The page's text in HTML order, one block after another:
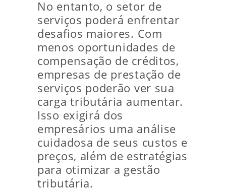
No entanto, o setor de
serviços poderá enfrentar
desafios maiores. Com
menos oportunidades de
compensação de créditos,
empresas de prestação de
serviços poderão ver sua
carga tributária aumentar.
Isso exigirá dos
empresários uma análise
cuidadosa de seus custos e
preços, além de estratégias
para otimizar a gestão
tributária.